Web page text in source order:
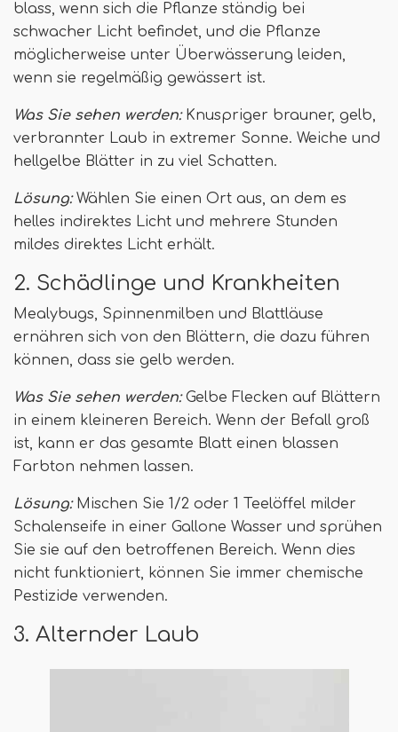
blass, wenn sich die Pflanze ständig bei
schwacher Licht befindet, und die Pflanze
möglicherweise unter Überwässerung leiden,
wenn sie regelmäßig gewässert ist.
Was Sie sehen werden: Knuspriger brauner, gelb,
verbrannter Laub in extremer Sonne. Weiche und
hellgelbe Blätter in zu viel Schatten.
Lösung:Wählen Sie einen Ort aus, an dem es
helles indirektes Licht und mehrere Stunden
mildes direktes Licht erhält.
2. Schädlinge und Krankheiten
Mealybugs, Spinnenmilben und Blattläuse
ernähren sich von den Blättern, die dazu führen
können, dass sie gelb werden.
Was Sie sehen werden:Gelbe Flecken auf Blättern
in einem kleineren Bereich. Wenn der Befall groß
ist, kann er das gesamte Blatt einen blassen
Farbton nehmen lassen.
Lösung: Mischen Sie 1/2 oder 1 Teelöffel milder
Schalenseife in einer Gallone Wasser und sprühen
Sie sie auf den betroffenen Bereich. Wenn dies
nicht funktioniert, können Sie immer chemische
Pestizide verwenden.
3. Alternder Laub